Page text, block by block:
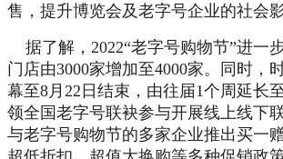
售，提升博览会及老字号企业的社会影
据了解，2022“老字号购物节”进一
门店由3000家增加至4000家。同时，
幕至8月22日结束，由往届1个周延长
领全国老字号联袂参与开展线上线下
与老字号购物节的多家企业推出买一